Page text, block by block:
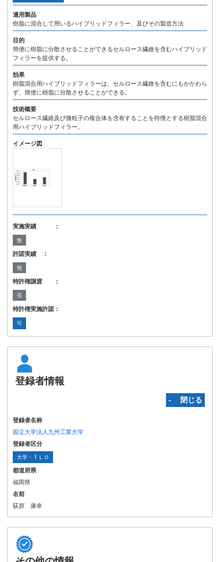
適用製品
樹脂に混合して用いるハイブリッドフィラー、及びその製造方法
目的
簡便に樹脂に分散させることができるセルロース繊維を含むハイブリッド
フィラーを提供する。
効果
樹脂混合用ハイブリッドフィラーは、セルロース繊維を含むにもかかわら
ず、簡便に樹脂に分散させることができる。
技術概要
セルロース繊維及び微粒子の複合体を含有することを特徴とする樹脂混合
用ハイブリッドフィラー。
イメージ図
実施実績 ：
無
許諾実績 ：
無
特許権譲渡 ：
否
特許権実施許諾：
可
登録者情報
‐ 閉じる
登録者名称
国立大学法人九州工業大学
登録者区分
大学・ＴＬＯ
都道府県
福岡県
名前
荻原 康幸